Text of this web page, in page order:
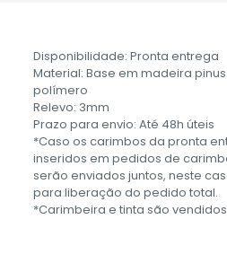
Disponibilidade: Pronta entrega
Material: Base em madeira
polímero
Relevo: 3mm
Prazo para envio: Até 48h úteis
*Caso os carimbos da pronta
inseridos em pedidos de
serão enviados juntos, neste
para liberação do pedido total.
*Carimbeira e tinta são